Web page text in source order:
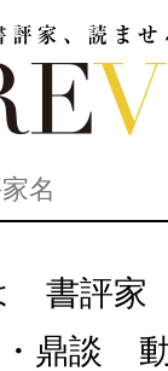
書評家
鼎談